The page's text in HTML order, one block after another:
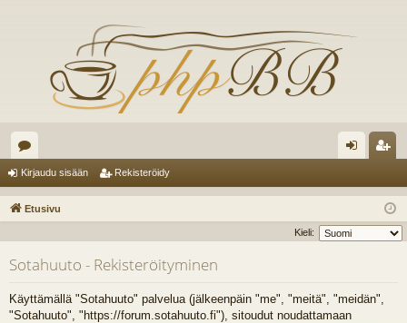
es
ku
ua
lu
au
du
sä
ist
er
dy
Kirjaudu sisään Rekisteröidy
Etusivu
Kieli:
Sotahuuto - Rekisteröityminen
Käyttämällä "Sotahuuto" palvelua (jälkeenpäin "me", "meitä", "meidän",
"Sotahuuto", "https://forum.sotahuuto.fi"), sitoudut noudattamaan